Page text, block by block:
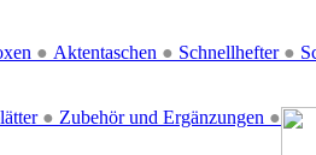
● Aktentaschen ● Schnellhefter ●
● Zubehör und Ergänzungen ●